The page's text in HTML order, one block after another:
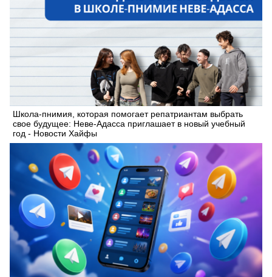
Школа-пнимия, которая помогает репатриантам выбрать
свое будущее: Неве-Адасса приглашает в новый учебный
год - Новости Хайфы